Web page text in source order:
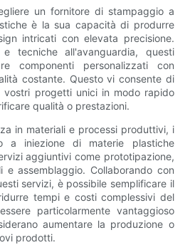
un fornitore di stampaggio a
è la sua capacità di produrre
intricati con elevata precisione.
e tecniche all'avanguardia, questi
componenti personalizzati con
costante. Questo vi consente di
vostri progetti unici in modo rapido
qualità o prestazioni.
in materiali e processi produttivi, i
a iniezione di materie plastiche
aggiuntivi come prototipazione,
e assemblaggio. Collaborando con
servizi, è possibile semplificare il
tempi e costi complessivi del
particolarmente vantaggioso
aumentare la produzione o
prodotti.